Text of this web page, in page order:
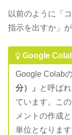
以前のように「
指示を出すか」
Google
Google Colab
分）」
と呼ば
ています。こ
メントの作成
単位となりま